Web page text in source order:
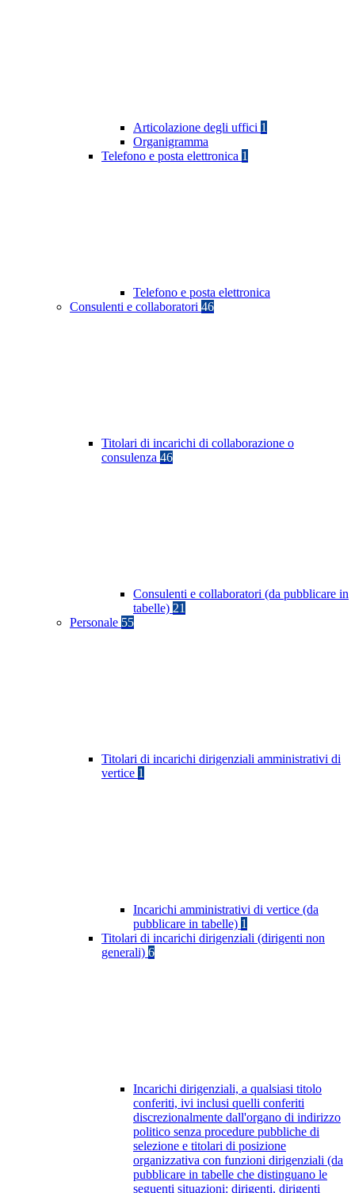
Articolazione degli uffici 1
Organigramma
Telefono e posta elettronica 1
Telefono e posta elettronica
Consulenti e collaboratori 46
Titolari di incarichi di collaborazione o
consulenza 46
Consulenti e collaboratori (da pubblicare in
tabelle) 21
Personale 55
Titolari di incarichi dirigenziali amministrativi di
vertice 1
Incarichi amministrativi di vertice (da
pubblicare in tabelle) 1
Titolari di incarichi dirigenziali (dirigenti non
generali) 6
Incarichi dirigenziali, a qualsiasi titolo
conferiti, ivi inclusi quelli conferiti
discrezionalmente dall'organo di indirizzo
politico senza procedure pubbliche di
selezione e titolari di posizione
organizzativa con funzioni dirigenziali (da
pubblicare in tabelle che distinguano le
seguenti situazioni: dirigenti, dirigenti